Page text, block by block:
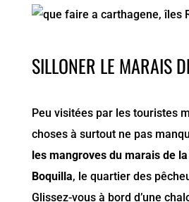
SILLONER LE MARAIS
Peu visitées par les touristes
choses à surtout ne pas
les mangroves du marais de
Boquilla, le quartier des
Glissez-vous à bord d’une